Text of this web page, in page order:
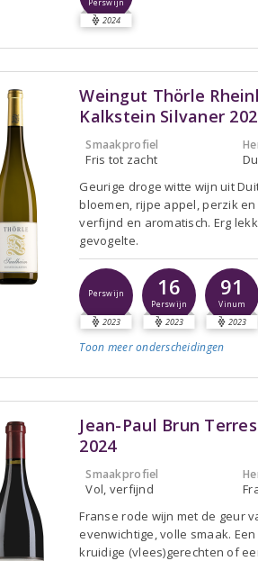
Perswijn
2024
Weingut Thörle
Kalkstein Silvaner
Smaakprofiel
Fris tot zacht
Geurige droge witte wijn uit
bloemen, rijpe appel, perzik
verfijnd en aromatisch. Erg
gevogelte.
Perswijn
2023
16
Perswijn
2023
91
Vinum
2023
Toon meeronderscheidingen
Jean-Paul Brun
2024
Smaakprofiel
Vol, verfijnd
Franse rode wijn met de geur
evenwichtige, volle smaak.
kruidige (vlees)gerechten of